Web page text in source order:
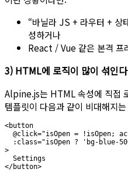
“바닐라 JS + 라우터 + 상
성하거나
React / Vue 같은 본격 프
3) HTML에 로직이 많이 섞인다
Alpine.js는 HTML 속성에 직접
템플릿이 다음과 같이 비대해지
<button
@click="isOpen = !isOpen;
:class="isOpen ? 'bg-blue-
>
  Settings